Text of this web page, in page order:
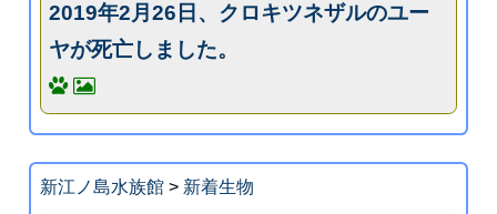
2019年2月26日、クロキツネザルのユー
ヤが死亡しました。
新江ノ島水族館> 新着生物